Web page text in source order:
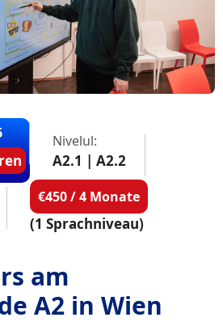
Nivelul:
A2.1 | A2.2
€450 / 4 Monate
(1 Sprachniveau)
am
A2 in Wien